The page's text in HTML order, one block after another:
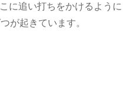
に追い打ちをかけるように
が起きています。